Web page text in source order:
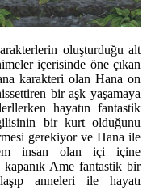
oluşturduğu alt
içerisinde öne çıkan
karakteri olan Hana on
bir aşk yaşamaya
hayatın fantastik
bir kurt olduğunu
gerekiyor ve Hana ile
insan olan içi içine
Ame fantastik bir
anneleri ile hayatı